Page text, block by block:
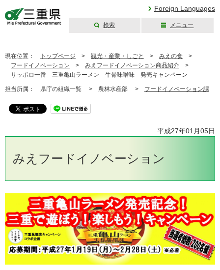
Foreign Languages
検索 メニュー
現在位置： トップページ > 観光・産業・しごと > みえの食 >
フードイノベーション > みえフードイノベーション商品紹介 >
サッポロ一番 三重亀山ラーメン 牛骨味噌味 発売キャンペーン
担当所属： 県庁の組織一覧 > 農林水産部 > フードイノベーション課
平成27年01月05日
みえフードイノベーション